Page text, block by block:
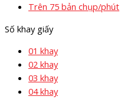
Trên 75 bản chụp/phút
Số khay giấy
01 khay
02 khay
03 khay
04 khay